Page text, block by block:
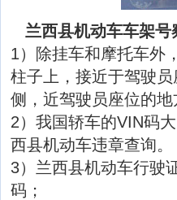
兰西县机动车车架号
1）除挂车和摩托车外
柱子上，接近于驾驶
侧，近驾驶员座位的地
2）我国轿车的VIN码
西县机动车违章查询。
3）兰西县机动车行驶
码；